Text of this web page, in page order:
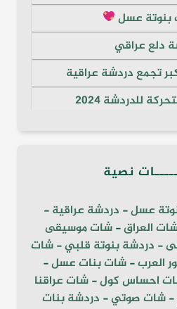
عسل
دلع عراقي
تجمع دردشة عراقية
للدردشة 2024
نصية
عسل- دردشة عراقية-
العراق-شات موسيقى
- دردشة بنوتة قلبي-شات
العرب-شات بنات عسل-
احساس كول-شات عراقنا
-شات صوتي- دردشة بنات